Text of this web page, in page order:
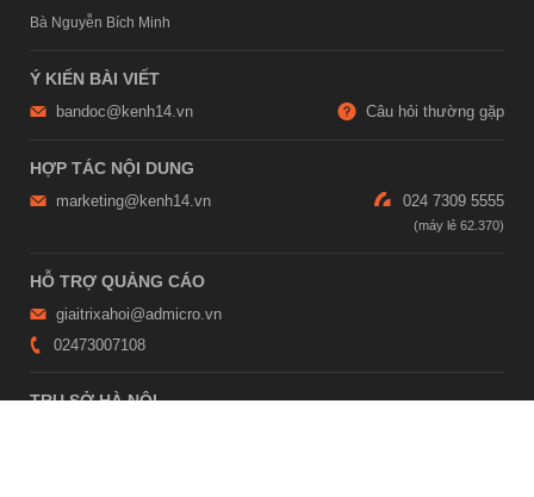
Bà Nguyễn Bích Minh
Ý KIẾN BÀI VIẾT
bandoc@kenh14.vn Câu hỏi thường gặp
HỢP TÁC NỘI DUNG
marketing@kenh14.vn 024 7309 5555
HỖ TRỢ QUẢNG CÁO
giaitrixahoi@admicro.vn
02473007108
TRỤ SỞ HÀ NỘI